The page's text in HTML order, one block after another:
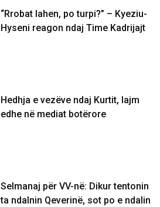
“Rrobat lahen, po turpi?” – Kyeziu-
Hyseni reagon ndaj Time Kadrijajt
Hedhja e vezëve ndaj Kurtit, lajm
edhe në mediat botërore
Selmanaj për VV-në: Dikur tentonin
ta ndalnin Qeverinë, sot po e ndalin